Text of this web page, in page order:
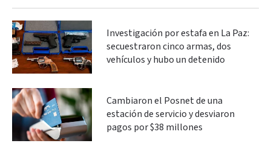
Investigación por estafa en La Paz:
secuestraron cinco armas, dos
vehículos y hubo un detenido
Cambiaron el Posnet de una
estación de servicio y desviaron
pagos por $38 millones